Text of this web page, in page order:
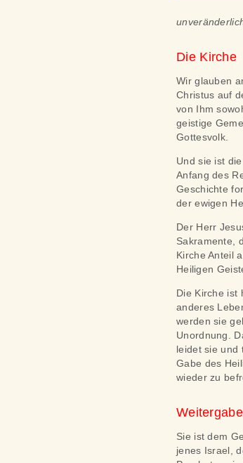
Die Kirche
Wir glauben
Christus auf
von Ihm
geistige
Gottesvolk.
Und sie ist
Anfang des
Geschichte
der ewigen
Der Herr
Sakramente,
Kirche Anteil
Heiligen
Die Kirche ist
anderes
werden sie
Unordnung.
leidet sie und
Gabe des
wieder zu
Sie ist dem
jenes Israel,